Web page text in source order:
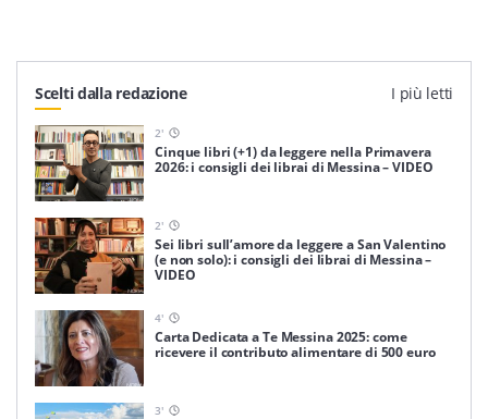
Scelti dalla redazione I più letti
2'
Cinque libri (+1) da leggere nella Primavera
2026: i consigli dei librai di Messina – VIDEO
2'
Sei libri sull’amore da leggere a San Valentino
(e non solo): i consigli dei librai di Messina –
VIDEO
4'
Carta Dedicata a Te Messina 2025: come
ricevere il contributo alimentare di 500 euro
3'